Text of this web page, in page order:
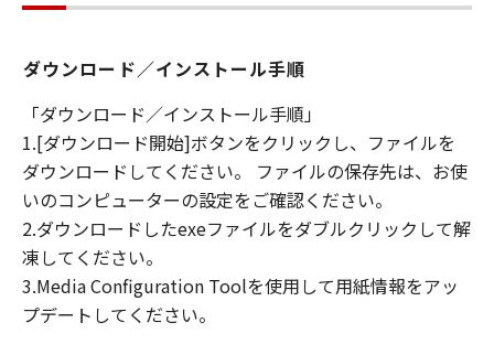
す。 (2) お客様は、再使用許諾、譲渡、頒
「本ソフトウエア」を使用もしくは利用さ
せることはできません。
(3) お客様は、「本ソフトウエア」の全部
または一部を修正、改変、リバース・エン
ジニアリング、逆コンパイルまたは逆アセ
ンブル等することはできません。また第三
者にこのような行為をさせてはなりませ
ん。
(4) 本契約に明示的に定める場合を除き、
キヤノンは「本ソフトウエア」に関する知
ダウンロード／インストール手順
「ダウンロード／インストール手順」
1.[ダウンロード開始]ボタンをクリックし、ファイルを
ダウンロードしてください。 ファイルの保存先は、お使
いのコンピューターの設定をご確認ください。
2.ダウンロードしたexeファイルをダブルクリックして解
凍してください。
3.Media Configuration Toolを使用して用紙情報をアッ
プデートしてください。